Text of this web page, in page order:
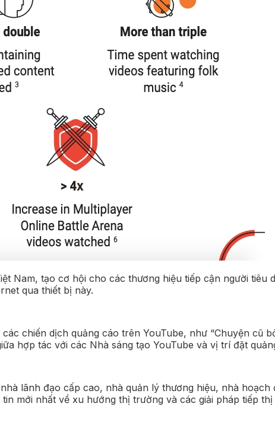
Nam, tạo cơ hội cho các thương hiệu tiếp cận người
qua thiết bị này.
chiến dịch quảng cáo trên YouTube, như “Chuyện cũ
hợp tác với các Nhà sáng tạo YouTube và vị trí đặt
lãnh đạo cấp cao, nhà quản lý thương hiệu, nhà
mới nhất về xu hướng thị trường và các giải pháp tiếp